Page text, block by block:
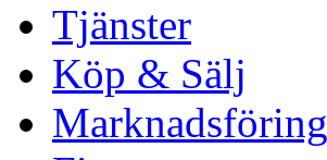
Tjänster
Köp & Sälj
Marknadsföring